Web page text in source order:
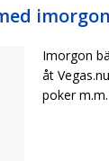
imorgon
Imorgon
åt
poker